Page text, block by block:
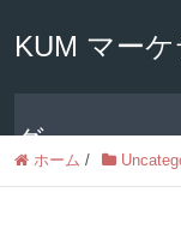
KUM マー
グ
ホーム /